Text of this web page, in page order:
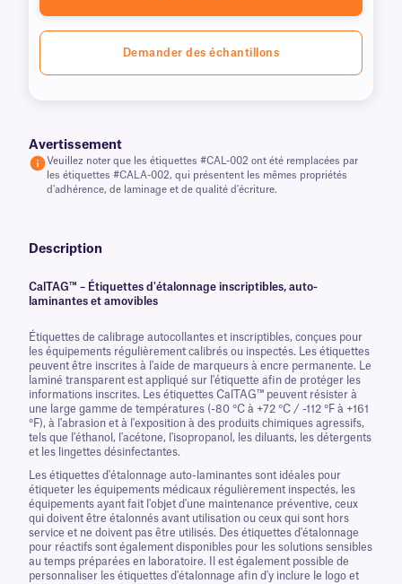
Demander des échantillons
Avertissement
Veuillez noter que les étiquettes #CAL-002 ont été remplacées par
les étiquettes #CALA-002, qui présentent les mêmes propriétés
d'adhérence, de laminage et de qualité d'écriture.
Description
CalTAG™ – Étiquettes d'étalonnage inscriptibles, auto-
laminantes et amovibles
Étiquettes de calibrage autocollantes et inscriptibles, conçues pour
les équipements régulièrement calibrés ou inspectés. Les étiquettes
peuvent être inscrites à l'aide de marqueurs à encre permanente. Le
laminé transparent est appliqué sur l'étiquette afin de protéger les
informations inscrites. Les étiquettes CalTAG™ peuvent résister à
une large gamme de températures (-80 °C à +72 °C / -112 °F à +161
°F), à l'abrasion et à l'exposition à des produits chimiques agressifs,
tels que l'éthanol, l'acétone, l'isopropanol, les diluants, les détergents
et les lingettes désinfectantes.
Les étiquettes d'étalonnage auto-laminantes sont idéales pour
étiqueter les équipements médicaux régulièrement inspectés, les
équipements ayant fait l'objet d'une maintenance préventive, ceux
qui doivent être étalonnés avant utilisation ou ceux qui sont hors
service et ne doivent pas être utilisés. Des étiquettes d'étalonnage
pour réactifs sont également disponibles pour les solutions sensibles
au temps préparées en laboratoire. Il est également possible de
personnaliser les étiquettes d'étalonnage afin d'y inclure le logo et